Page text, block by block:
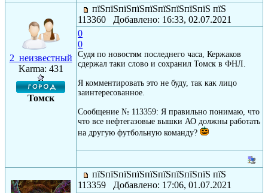
2_неизвестный
Karma: 431
Томск
пїЅпїЅпїЅпїЅпїЅпїЅпїЅпїЅпїЅ пїЅ
113360 Добавлено: 16:33, 02.07.2021
0
0
Судя по новостям последнего часа, Кержаков
сдержал таки слово и сохранил Томск в ФНЛ.
Я комментировать это не буду, так как лицо
заинтересованное.
Сообщение № 113359: Я правильно понимаю, что
что все нефтегазовые вышки АО должны работать
на другую футбольную команду?
пїЅпїЅпїЅпїЅпїЅпїЅпїЅпїЅпїЅ пїЅ
113359 Добавлено: 17:06, 01.07.2021